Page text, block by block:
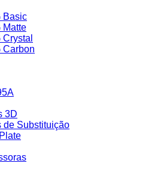
Basic
Matte
Crystal
Carbon
3D
de Substituição